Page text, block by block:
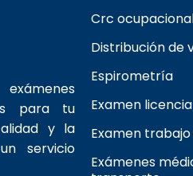
para tu
y la
servicio
Crc
Distribución de
Espirometría
Examen
Examen
Exámenes